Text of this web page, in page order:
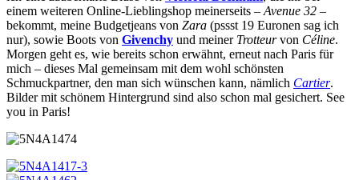
einem weiteren Online-Lieblingshop meinerseits – Avenue 32 –
bekommt, meine Budgetjeans von Zara (pssst 19 Euronen sag ich
nur), sowie Boots von Givenchy und meiner Trotteurvon Céline.
Morgen geht es, wie bereits schon erwähnt, erneut nach Paris für
mich – dieses Mal gemeinsam mit dem wohl schönsten
Schmuckpartner, den man sich wünschen kann, nämlich Cartier.
Bilder mit schönem Hintergrund sind also schon mal gesichert. See
you in Paris!